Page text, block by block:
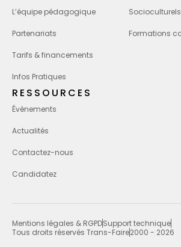
L’équipe pédagogique
Partenariats
Tarifs & financements
Infos Pratiques
Socioculturels
Formations
RESSOURCES
Évènements
Actualités
Contactez-nous
Candidatez
Mentions légales & RGPDSupport technique
Tous droits réservés Trans-Faire2000 - 2026